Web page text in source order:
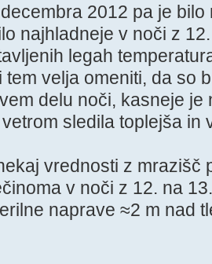
2012 pa je
najhladneje v noči z
legah
tem velja omeniti, da so
delu noči, kasneje je
sledila toplejša in
vrednosti z mrazišč
v noči z 12. na
naprave ≈2 m nad